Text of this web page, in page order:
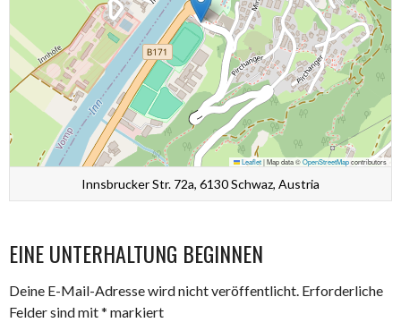
Leaflet|Map data ©OpenStreetMapcontributors
Innsbrucker Str. 72a, 6130 Schwaz, Austria
EINE UNTERHALTUNG BEGINNEN
Deine E-Mail-Adresse wird nicht veröffentlicht. Erforderliche
Felder sind mit* markiert